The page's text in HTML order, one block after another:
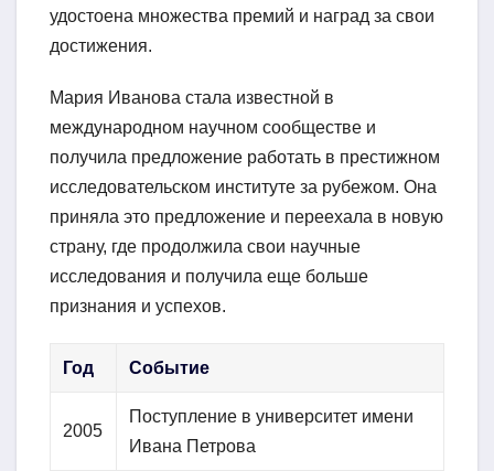
удостоена множества премий и наград за свои
достижения.
Мария Иванова стала известной в
международном научном сообществе и
получила предложение работать в престижном
исследовательском институте за рубежом. Она
приняла это предложение и переехала в новую
страну, где продолжила свои научные
исследования и получила еще больше
признания и успехов.
Год Событие
2005
Поступление в университет имени
Ивана Петрова